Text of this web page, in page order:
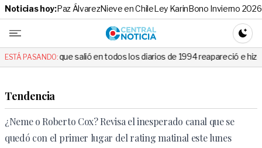
Noticias hoy:Paz ÁlvarezNieve en ChileLey KarinBono Invierno 2026
Central
ESTÁ PASANDO:
salió en todos los diarios de 1994 reapareció e hizo llorar a todos
Tendencia
¿Neme o Roberto Cox? Revisa el inesperado canal que se
quedó con el primer lugar del rating matinal este lunes